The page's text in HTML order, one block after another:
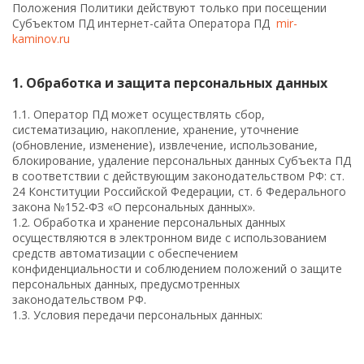
Положения Политики действуют только при посещении
Субъектом ПД интернет-сайта Оператора ПД mir-
kaminov.ru
1. Обработка и защита персональных данных
1.1. Оператор ПД может осуществлять сбор,
систематизацию, накопление, хранение, уточнение
(обновление, изменение), извлечение, использование,
блокирование, удаление персональных данных Субъекта ПД
в соответствии с действующим законодательством РФ: ст.
24 Конституции Российской Федерации, ст. 6 Федерального
закона №152-ФЗ «О персональных данных».
1.2. Обработка и хранение персональных данных
осуществляются в электронном виде с использованием
средств автоматизации с обеспечением
конфиденциальности и соблюдением положений о защите
персональных данных, предусмотренных
законодательством РФ.
1.3. Условия передачи персональных данных: